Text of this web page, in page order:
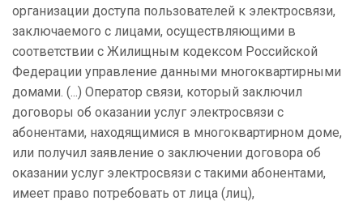
организации доступа пользователей к электросвязи,
заключаемого с лицами, осуществляющими в
соответствии с Жилищным кодексом Российской
Федерации управление данными многоквартирными
домами. (...) Оператор связи, который заключил
договоры об оказании услуг электросвязи с
абонентами, находящимися в многоквартирном доме,
или получил заявление о заключении договора об
оказании услуг электросвязи с такими абонентами,
имеет право потребовать от лица (лиц),